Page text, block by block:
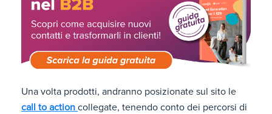
Una volta prodotti, andranno posizionate sul sito le
call to action collegate, tenendo conto dei percorsi di